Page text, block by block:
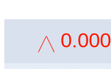
0.000